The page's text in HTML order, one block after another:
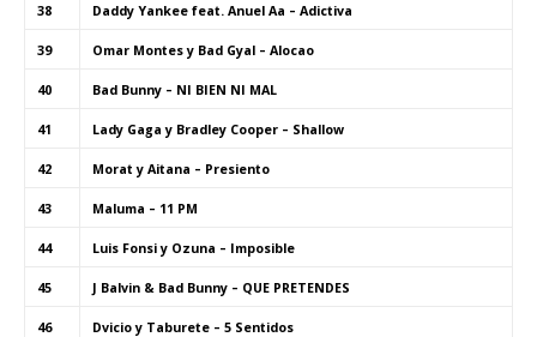
38 Daddy Yankee feat. Anuel Aa – Adictiva
39 Omar Montes y Bad Gyal – Alocao
40 Bad Bunny – NI BIEN NI MAL
41 Lady Gaga y Bradley Cooper – Shallow
42 Morat y Aitana – Presiento
43 Maluma – 11 PM
44 Luis Fonsi y Ozuna – Imposible
45 J Balvin & Bad Bunny – QUE PRETENDES
46 Dvicio y Taburete – 5 Sentidos